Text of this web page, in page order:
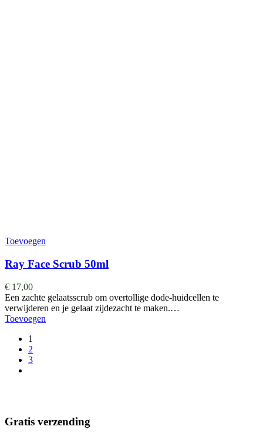
Toevoegen
Ray Face Scrub 50ml
€ 17,00
Een zachte gelaatsscrub om overtollige dode-huidcellen te
verwijderen en je gelaat zijdezacht te maken.…
Toevoegen
1
2
3
Gratis verzending